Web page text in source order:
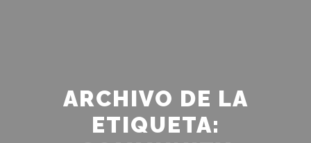
ARCHIVO DE LA
ETIQUETA: